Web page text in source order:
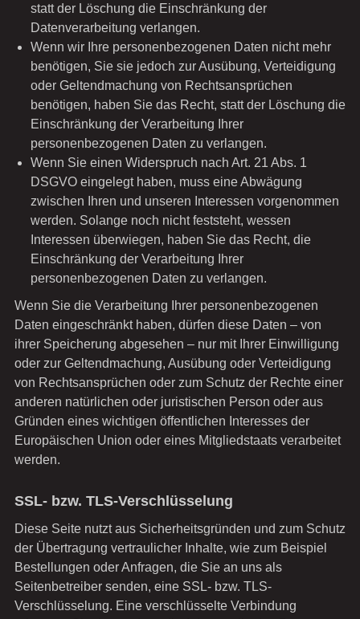
statt der Löschung die Einschränkung der
Datenverarbeitung verlangen.
Wenn wir Ihre personenbezogenen Daten nicht mehr
benötigen, Sie sie jedoch zur Ausübung, Verteidigung
oder Geltendmachung von Rechtsansprüchen
benötigen, haben Sie das Recht, statt der Löschung die
Einschränkung der Verarbeitung Ihrer
personenbezogenen Daten zu verlangen.
Wenn Sie einen Widerspruch nach Art. 21 Abs. 1
DSGVO eingelegt haben, muss eine Abwägung
zwischen Ihren und unseren Interessen vorgenommen
werden. Solange noch nicht feststeht, wessen
Interessen überwiegen, haben Sie das Recht, die
Einschränkung der Verarbeitung Ihrer
personenbezogenen Daten zu verlangen.
Wenn Sie die Verarbeitung Ihrer personenbezogenen
Daten eingeschränkt haben, dürfen diese Daten – von
ihrer Speicherung abgesehen – nur mit Ihrer Einwilligung
oder zur Geltendmachung, Ausübung oder Verteidigung
von Rechtsansprüchen oder zum Schutz der Rechte einer
anderen natürlichen oder juristischen Person oder aus
Gründen eines wichtigen öffentlichen Interesses der
Europäischen Union oder eines Mitgliedstaats verarbeitet
werden.
SSL- bzw. TLS-Verschlüsselung
Diese Seite nutzt aus Sicherheitsgründen und zum Schutz
der Übertragung vertraulicher Inhalte, wie zum Beispiel
Bestellungen oder Anfragen, die Sie an uns als
Seitenbetreiber senden, eine SSL- bzw. TLS-
Verschlüsselung. Eine verschlüsselte Verbindung